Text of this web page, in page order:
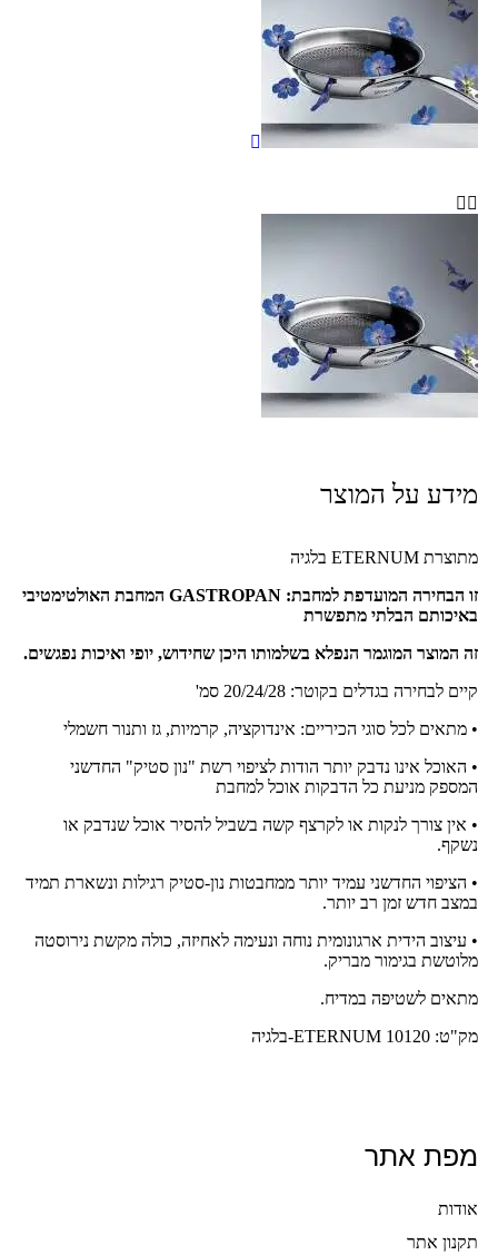
מידע על המוצר
מתוצרת ETERNUM בלגיה
זו הבחירה המועדפת למחבת: GASTROPAN המחבת האולטימטיבי
באיכותם הבלתי מתפשרת
זה המוצר המוגמר הנפלא בשלמותו היכן שחידוש, יופי ואיכות נפגשים.
קיים לבחירה בגדלים בקוטר: 20/24/28 סמ'
• מתאים לכל סוגי הכיריים: אינדוקציה, קרמיות, גז ותנור חשמלי
• האוכל אינו נדבק יותר הודות לציפוי רשת "נון סטיק" החדשני
המספק מניעת כל הדבקות אוכל למחבת
• אין צורך לנקות או לקרצף קשה בשביל להסיר אוכל שנדבק או
נשקף.
• הציפוי החדשני עמיד יותר ממחבטות נון-סטיק רגילות ונשארת תמיד
במצב חדש זמן רב יותר.
• עיצוב הידית ארגונומית נוחה ונעימה לאחיזה, כולה מקשת נירוסטה
מלוטשת בגימור מבריק.
מתאים לשטיפה במדיח.
מק"ט: 10120 ETERNUM-בלגיה
מפת אתר
אודות
תקנון אתר